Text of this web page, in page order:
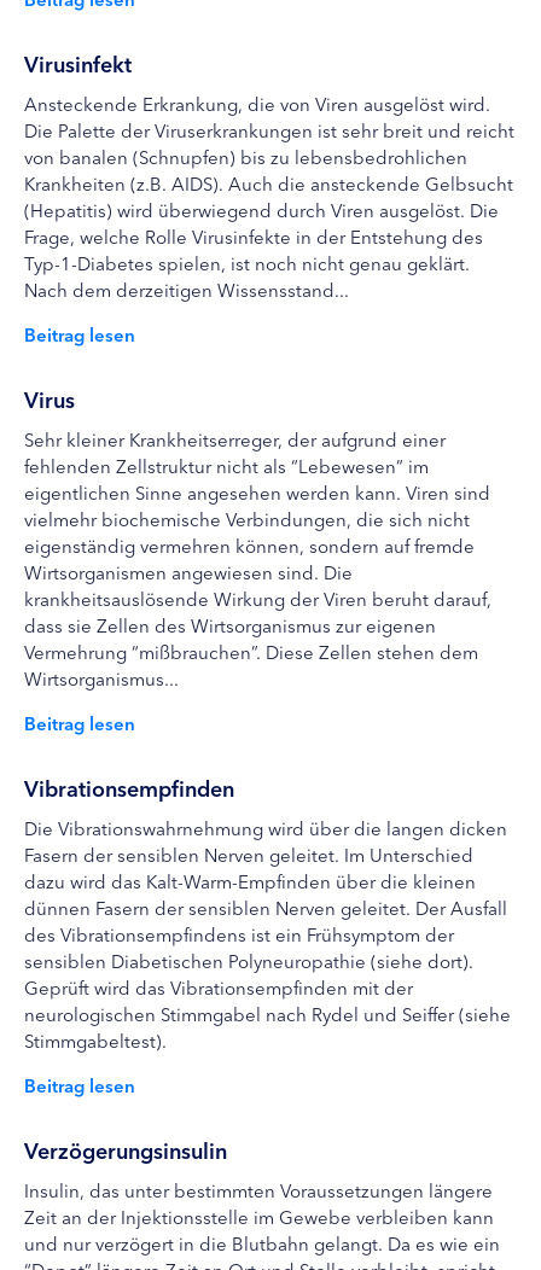
Virusinfekt
Ansteckende Erkrankung, die von Viren ausgelöst wird.
Die Palette der Viruserkrankungen ist sehr breit und reicht
von banalen (Schnupfen) bis zu lebensbedrohlichen
Krankheiten (z.B. AIDS). Auch die ansteckende Gelbsucht
(Hepatitis) wird überwiegend durch Viren ausgelöst. Die
Frage, welche Rolle Virusinfekte in der Entstehung des
Typ-1-Diabetes spielen, ist noch nicht genau geklärt.
Nach dem derzeitigen Wissensstand...
Beitrag lesen
Virus
Sehr kleiner Krankheitserreger, der aufgrund einer
fehlenden Zellstruktur nicht als “Lebewesen” im
eigentlichen Sinne angesehen werden kann. Viren sind
vielmehr biochemische Verbindungen, die sich nicht
eigenständig vermehren können, sondern auf fremde
Wirtsorganismen angewiesen sind. Die
krankheitsauslösende Wirkung der Viren beruht darauf,
dass sie Zellen des Wirtsorganismus zur eigenen
Vermehrung “mißbrauchen”. Diese Zellen stehen dem
Wirtsorganismus...
Beitrag lesen
Vibrationsempfinden
Die Vibrationswahrnehmung wird über die langen dicken
Fasern der sensiblen Nerven geleitet. Im Unterschied
dazu wird das Kalt-Warm-Empfinden über die kleinen
dünnen Fasern der sensiblen Nerven geleitet. Der Ausfall
des Vibrationsempfindens ist ein Frühsymptom der
sensiblen Diabetischen Polyneuropathie (siehe dort).
Geprüft wird das Vibrationsempfinden mit der
neurologischen Stimmgabel nach Rydel und Seiffer (siehe
Stimmgabeltest).
Beitrag lesen
Verzögerungsinsulin
Insulin, das unter bestimmten Voraussetzungen längere
Zeit an der Injektionsstelle im Gewebe verbleiben kann
und nur verzögert in die Blutbahn gelangt. Da es wie ein